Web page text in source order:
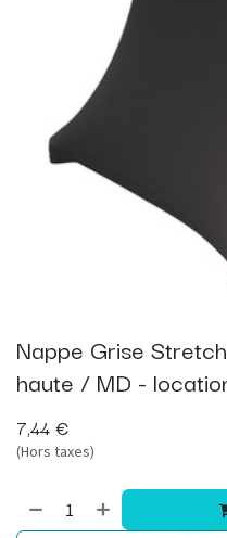
Nappe Grise
haute / MD -
7,44€
(Hors taxes)